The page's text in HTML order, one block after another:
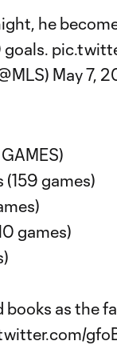
he
goals.
May 7,
games)
games)
as the